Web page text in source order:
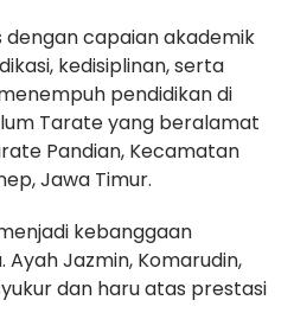
dengan capaian akademik
kedisiplinan, serta
pendidikan di
Tarate yang beralamat
Pandian, Kecamatan
Jawa Timur.
kebanggaan
Jazmin, Komarudin,
dan haru atas prestasi